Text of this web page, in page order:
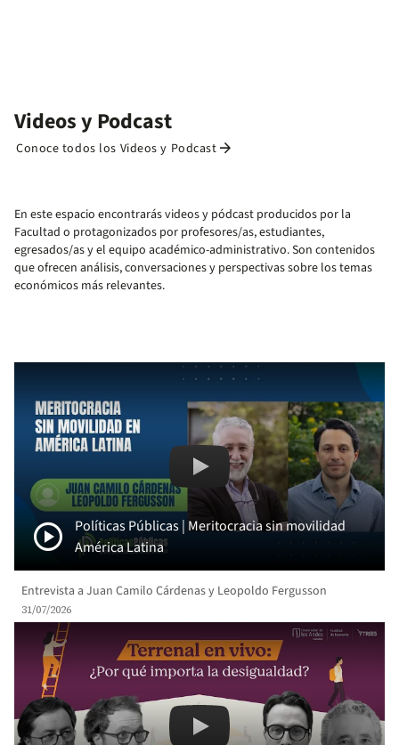
Videos y Podcast
Conoce todos los Videos y Podcast arrow_forward
En este espacio encontrarás videos y pódcast producidos por la
Facultad o protagonizados por profesores/as, estudiantes,
egresados/as y el equipo académico-administrativo. Son contenidos
que ofrecen análisis, conversaciones y perspectivas sobre los temas
económicos más relevantes.
Remote video URL
Políticas Públicas/Juan Camilo
play_circle
Políticas Públicas | Meritocracia sin movilidad
América Latina
Entrevista a Juan Camilo Cárdenas y Leopoldo Fergusson
31/07/2026
Remote video URL
¿Por qué importa la desigualdad?